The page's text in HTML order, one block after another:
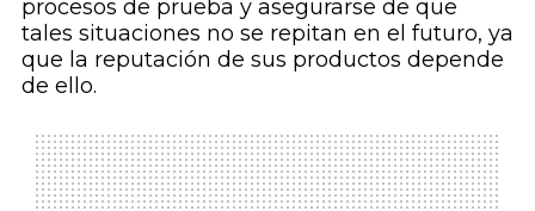
procesos de prueba y asegurarse de que
tales situaciones no se repitan en el futuro, ya
que la reputación de sus productos depende
de ello.